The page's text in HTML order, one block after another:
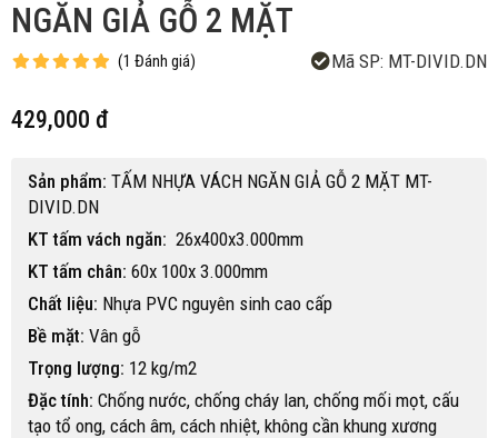
NGĂN GIẢ GỖ 2 MẶT
(1 Đánh giá) Mã SP: MT-DIVID.DN
429,000 đ
Sản phẩm: TẤM NHỰA VÁCH NGĂN GIẢ GỖ 2 MẶT MT-
DIVID.DN
KT tấm vách ngăn: 26x400x3.000mm
KT tấm chân: 60x 100x 3.000mm
Chất liệu: Nhựa PVC nguyên sinh cao cấp
Bề mặt: Vân gỗ
Trọng lượng: 12 kg/m2
Đặc tính: Chống nước, chống cháy lan, chống mối mọt, cấu
tạo tổ ong, cách âm, cách nhiệt, không cần khung xương